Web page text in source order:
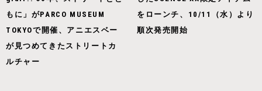
もに」がPARCO MUSEUM
TOKYOで開催、アニエスベー
が見つめてきたストリートカ
ルチャー
をローンチ、10/11（水）より
順次発売開始